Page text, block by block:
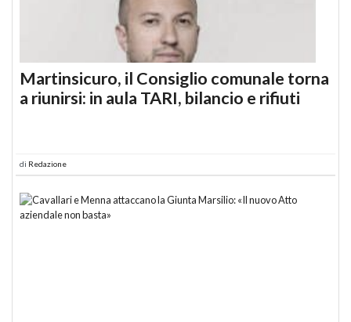
Martinsicuro, il Consiglio comunale torna
a riunirsi: in aula TARI, bilancio e rifiuti
di Redazione